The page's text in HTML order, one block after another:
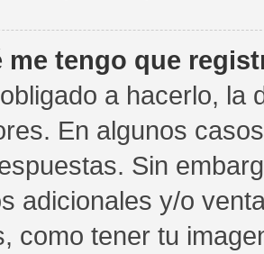
me tengo que
a hacerlo, la
En algunos
Sin
adicionales y/o
como tener tu